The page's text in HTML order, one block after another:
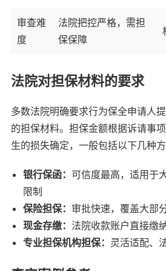
审查难
度
法院把控严格，需担
保保障
法院对担保材料的要求
多数法院明确要求行为保全申请人
的担保材料。担保金额根据诉请事
生的损失确定，一般包括以下几种方
银行保函： 可信度最高，适用于
限制
保险担保： 审批快速，覆盖大部
现金存缴： 法院收款账户直接缴
专业担保机构担保： 灵活适配、